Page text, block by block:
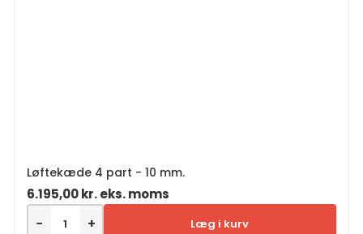
Løftekæde 4 part - 10 mm.
6.195,00kr.eks. moms
− + Læg i kurv